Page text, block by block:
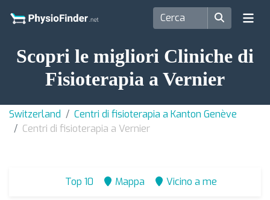
Scopri le migliori Cliniche di
Fisioterapia a Vernier
Switzerland
Centri di fisioterapia a Kanton Genève
Centri di fisioterapia a Vernier
Top 10 Mappa Vicino a me